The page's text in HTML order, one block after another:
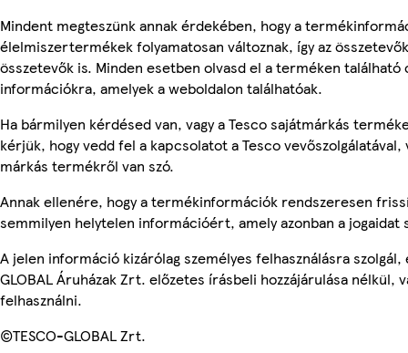
Mindent megteszünk annak érdekében, hogy a
élelmiszertermékek folyamatosan változnak, így az
összetevők is. Minden esetben olvasd el a terméken található
információkra, amelyek a weboldalon találhatóak.
Ha bármilyen kérdésed van, vagy a Tesco sajátmárkás
kérjük, hogy vedd fel a kapcsolatot a Tesco
márkás termékről van szó.
Annak ellenére, hogy a termékinformációk rendszeresen
semmilyen helytelen információért, amely azonban a
A jelen információ kizárólag személyes felhasználásra
GLOBAL Áruházak Zrt. előzetes írásbeli hozzájárulása
felhasználni.
©TESCO-GLOBAL Zrt.